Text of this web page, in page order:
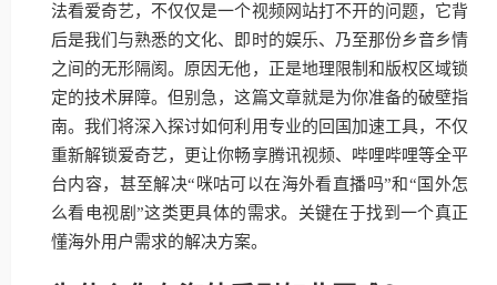
法看爱奇艺，不仅仅是一个视频网站打不开的问题，它背
后是我们与熟悉的文化、即时的娱乐、乃至那份乡音乡情
之间的无形隔阂。原因无他，正是地理限制和版权区域锁
定的技术屏障。但别急，这篇文章就是为你准备的破壁指
南。我们将深入探讨如何利用专业的回国加速工具，不仅
重新解锁爱奇艺，更让你畅享腾讯视频、哔哩哔哩等全平
台内容，甚至解决“咪咕可以在海外看直播吗”和“国外怎
么看电视剧”这类更具体的需求。关键在于找到一个真正
懂海外用户需求的解决方案。